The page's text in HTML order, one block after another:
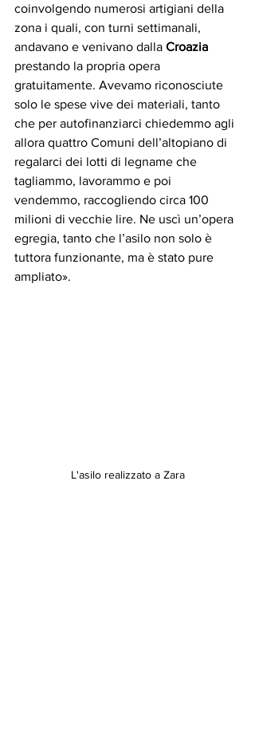
coinvolgendo numerosi artigiani della
zona i quali, con turni settimanali,
andavano e venivano dalla Croazia
prestando la propria opera
gratuitamente. Avevamo riconosciute
solo le spese vive dei materiali, tanto
che per autofinanziarci chiedemmo agli
allora quattro Comuni dell’altopiano di
regalarci dei lotti di legname che
tagliammo, lavorammo e poi
vendemmo, raccogliendo circa 100
milioni di vecchie lire. Ne uscì un’opera
egregia, tanto che l’asilo non solo è
tuttora funzionante, ma è stato pure
ampliato».
L'asilo realizzato a Zara